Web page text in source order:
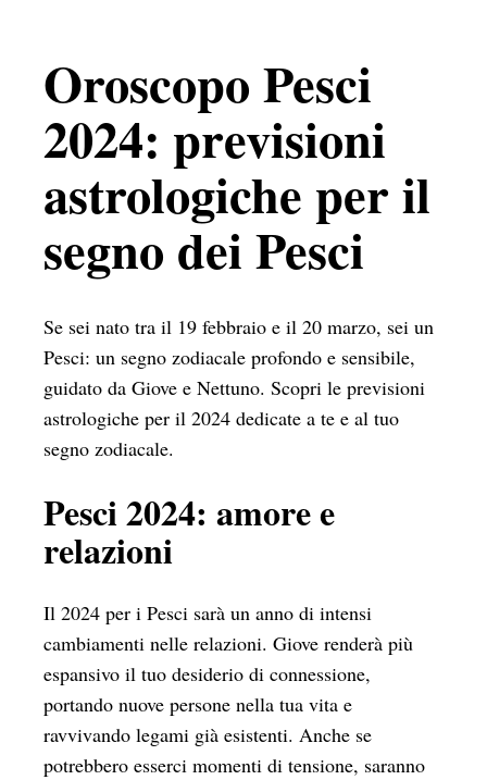
Oroscopo Pesci
2024: previsioni
astrologiche per il
segno dei Pesci
Se sei nato tra il 19 febbraio e il 20 marzo, sei un
Pesci: un segno zodiacale profondo e sensibile,
guidato da Giove e Nettuno. Scopri le previsioni
astrologiche per il 2024 dedicate a te e al tuo
segno zodiacale.
Pesci 2024: amore e
relazioni
Il 2024 per i Pesci sarà un anno di intensi
cambiamenti nelle relazioni. Giove renderà più
espansivo il tuo desiderio di connessione,
portando nuove persone nella tua vita e
ravvivando legami già esistenti. Anche se
potrebbero esserci momenti di tensione, saranno